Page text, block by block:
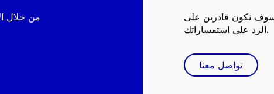
نكون قادرين على
الرد على استفساراتك.
تواصل معنا